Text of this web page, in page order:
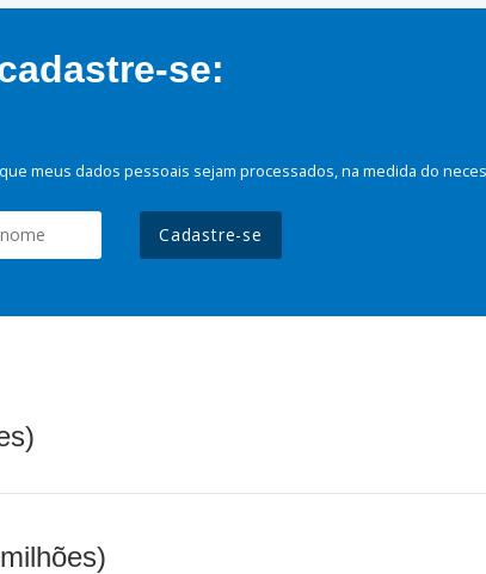
se:
meus dados pessoais sejam processados, na medida do
Cadastre-se